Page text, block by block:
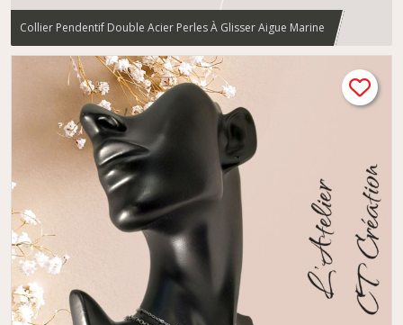
Collier Pendentif Double Acier Perles À Glisser Aigue Marine